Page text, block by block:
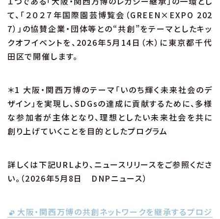
て、「２０２７年国際園芸博覧会（GREEN×EXPO 202
7）」の協賛企業・団体等との“共創”をテーマとしたキッ
クオフイベントを、2026年5月14日（木）に東京都千代
田区で開催します。
＊1 大阪・関西万博のテーマ「いのち輝く未来社会のデ
ザイン」を実現し、SDGsの達成に貢献するために、多様
な参加者が主体となり、理想としたい未来社会を共に
創り上げていくことを目的としたプログラム
詳しくは下記URLより、ニュースリリースをご参照くださ
い。（2026年5月8日 DNPニュース）
大阪・関西万博の共創ネットワークを継承するプロジ